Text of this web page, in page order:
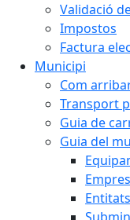
Validació
Impostos
Factura
Municipi
Com
Transport
Guia de
Guia del